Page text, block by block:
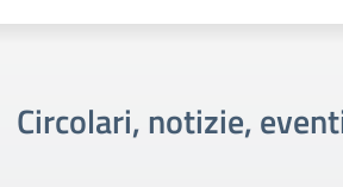
Circolari, notizie,